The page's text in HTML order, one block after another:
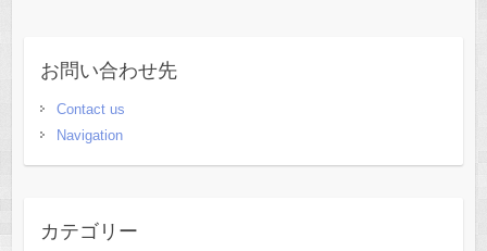
お問い合わせ先
Contact us
Navigation
カテゴリー